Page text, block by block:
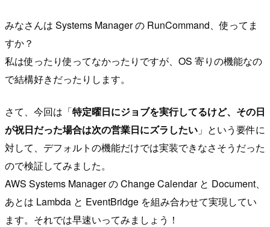
みなさんは Systems Manager の RunCommand、使ってま
すか？
私は使ったり使ってなかったりですが、OS 寄りの機能なの
で結構好きだったりします。
さて、今回は「特定曜日にジョブを実行してるけど、その日
が祝日だった場合は次の営業日にズラしたい 」という要件に
対して、デフォルトの機能だけでは実装できなさそうだった
ので検証してみました。
AWS Systems Manager の Change Calendar と Document、
あとは Lambda と EventBridge を組み合わせて実現してい
ます。それでは早速いってみましょう！